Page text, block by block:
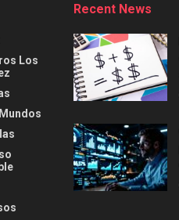
Los
Recent News